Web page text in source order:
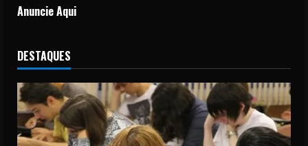
Anuncie Aqui
DESTAQUES